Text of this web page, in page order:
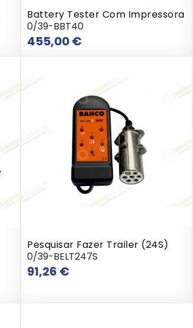
Battery Tester Com Impressora
0/39-BBT40
455,00 €
Pesquisar Fazer Trailer (24S)
0/39-BELT247S
91,26 €